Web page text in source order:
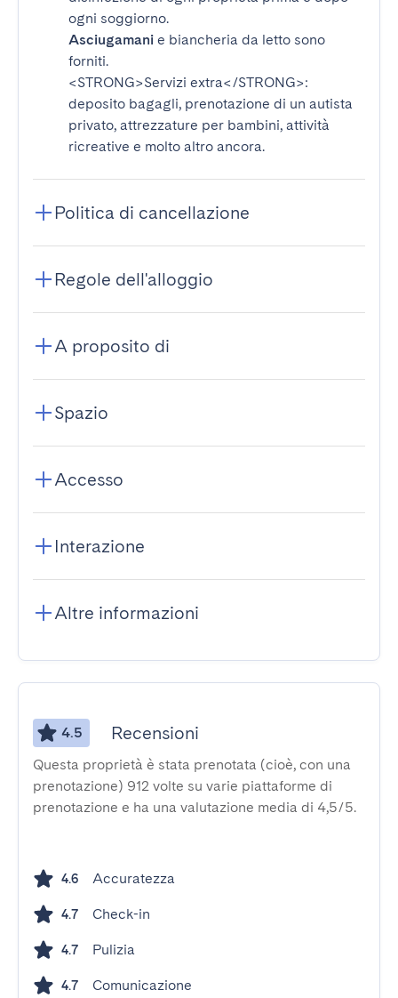
ogni soggiorno.
Asciugamani e biancheria da letto sono
forniti.
<STRONG>Servizi extra</STRONG>:
deposito bagagli, prenotazione di un autista
privato, attrezzature per bambini, attività
ricreative e molto altro ancora.
Politica di cancellazione
Regole dell'alloggio
A proposito di
Spazio
Accesso
Interazione
Altre informazioni
4.5 Recensioni
Questa proprietà è stata prenotata (cioè, con una
prenotazione) 912 volte su varie piattaforme di
prenotazione e ha una valutazione media di 4,5/5.
4.6 Accuratezza
4.7 Check-in
4.7 Pulizia
4.7 Comunicazione